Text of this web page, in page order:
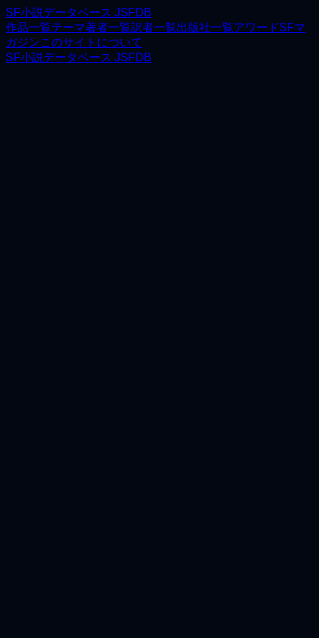
SF小説データベース JSFDB
作品一覧テーマ著者一覧訳者一覧出版社一覧アワードSFマ
ガジンこのサイトについて
SF小説データベース JSFDB